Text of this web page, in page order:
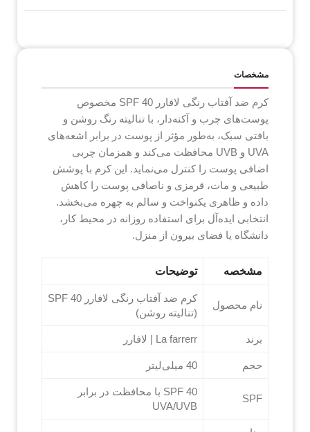
مشخصات
کرم ضد آفتاب رنگی لافارر SPF 40 مخصوص
پوست‌های چرب و آکنه‌دار، با تنالیته رنگ روشن و
بافتی سبک، به‌طور مؤثر از پوست در برابر اشعه‌های
UVA و UVB محافظت می‌کند و همزمان چربی
اضافی پوست را کنترل می‌نماید. این کرم با پوشش
طبیعی و مات، قرمزی و ناصافی پوست را کاهش
داده و ظاهری یکنواخت و سالم به چهره می‌بخشد.
انتخابی ایده‌آل برای استفاده روزانه در محیط کار،
دانشگاه یا فضای بیرون از منزل.
مشخصه توضیحات
نام محصول
کرم ضد آفتاب رنگی لافارر SPF 40
(تنالیته روشن)
برند La farrerr | لافارر
حجم 40 میلی‌لیتر
SPF
SPF 40 با محافظت در برابر
UVA/UVB